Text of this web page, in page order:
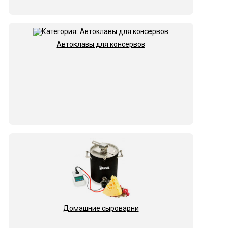
Автоклавы для консервов
Домашние сыроварни